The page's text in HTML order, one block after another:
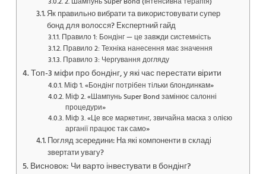
Як правильно вибрати та використовувати супер
бонд для волосся? Експертний гайд
Правило 1: Бондінг — це завжди системність
Правило 2: Техніка нанесення має значення
Правило 3: Чергування догляду
Топ-3 міфи про бондінг, у які час перестати вірити
Міф 1. «Бондінг потрібен тільки блондинкам»
Міф 2. «Шампунь Super Bond замінює салонні
процедури»
Міф 3. «Це все маркетинг, звичайна маска з олією
арганії працює так само»
Погляд зсередини: На які компоненти в складі
звертати увагу?
Висновок: Чи варто інвестувати в бондінг?